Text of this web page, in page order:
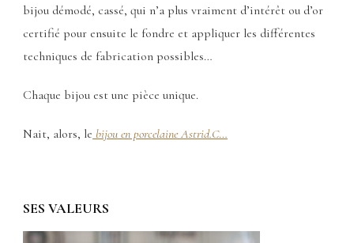
bijou démodé, cassé, qui n’a plus vraiment d’intérêt ou d’or
certifié pour ensuite le fondre et appliquer les différentes
techniques de fabrication possibles…
Chaque bijou est une pièce unique.
Nait, alors, le bijou en porcelaine Astrid.C…
SES VALEURS